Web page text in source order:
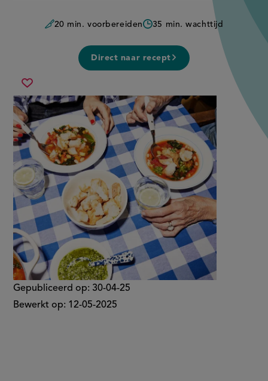
20 min. voorbereiden 35 min. wachttijd
Direct naar recept
Sla
recept
op
minestronesoep
met
boerenkool
Gepubliceerd op: 30-04-25
Bewerkt op: 12-05-2025